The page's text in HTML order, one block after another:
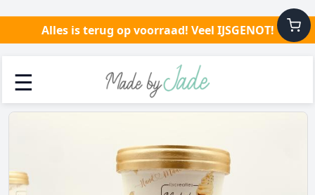
Alles is terug op voorraad! Veel IJSGENOT!
☰